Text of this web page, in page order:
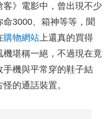
》電影中，曾出現不少
3000、箱神等等，聞
購物網站 上還真的買得
堪稱一絕，不過現在竟
機與平常穿的鞋子結
的通話裝置。